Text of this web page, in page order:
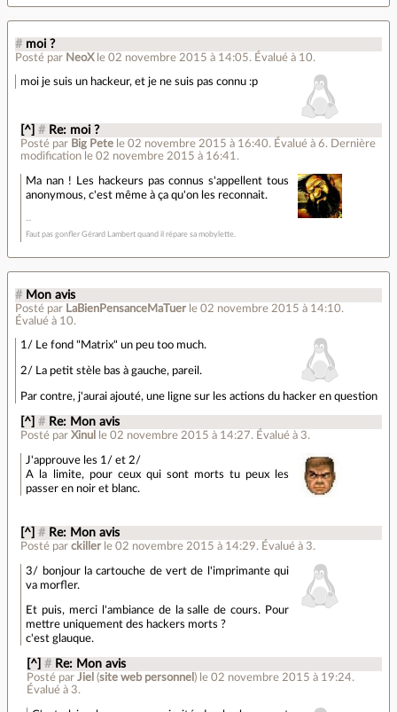
# moi ?
Posté par NeoX le 02 novembre 2015 à 14:05. Évalué à 10.
moi je suis un hackeur, et je ne suis pas connu :p
[^] # Re: moi ?
Posté par Big Pete le 02 novembre 2015 à 16:40. Évalué à6.
Dernière
modification le 02 novembre 2015 à 16:41.
Ma nan ! Les hackeurs pas connus s'appellent tous
anonymous, c'est même à ça qu'on les reconnait.
Faut pas gonfler Gérard Lambert quand il répare sa mobylette.
# Mon avis
Posté par LaBienPensanceMaTuer le 02 novembre 2015 à 14:10.
Évalué à 10.
1/ Le fond "Matrix" un peu too much.
2/ La petit stèle bas à gauche, pareil.
Par contre, j'aurai ajouté, une ligne sur les actions du hacker en question
[^] # Re: Mon avis
Posté par Xinul le 02 novembre 2015 à 14:27. Évalué à 3.
J'approuve les 1/ et 2/
A la limite, pour ceux qui sont morts tu peux les
passer en noir et blanc.
[^] # Re: Mon avis
Posté parckiller le 02 novembre 2015 à 14:29. Évalué à 3.
3/ bonjour la cartouche de vert de l'imprimante qui
va morfler.
Et puis, merci l'ambiance de la salle de cours. Pour
mettre uniquement des hackers morts ?
c'est glauque.
[^] # Re: Mon avis
Posté par Jiel (site web personnel ) le 02 novembre 2015 à 19:24.
Évalué à 3.